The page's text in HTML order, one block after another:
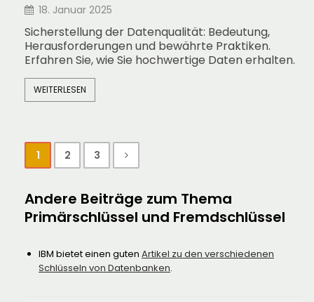
18. Januar 2025
Sicherstellung der Datenqualität: Bedeutung,
Herausforderungen und bewährte Praktiken.
Erfahren Sie, wie Sie hochwertige Daten erhalten.
WEITERLESEN
1 2 3
Andere Beiträge zum Thema
Primärschlüssel und Fremdschlüssel
IBM bietet einen guten Artikel zu den verschiedenen
Schlüsseln von Datenbanken.